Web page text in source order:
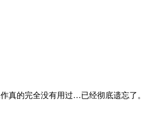
真的完全没有用过…已经彻底遗忘了。